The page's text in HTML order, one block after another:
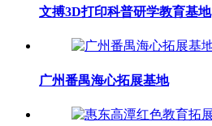
文搏3D打印科普研学教育基地
广州番禺海心拓展基地